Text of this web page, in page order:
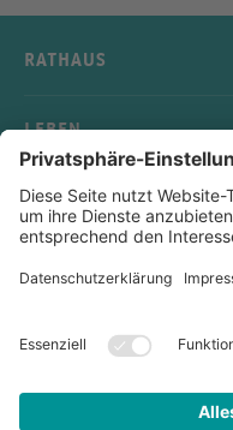
RATHAUS
LEBEN
SERVICE
KONTAKT